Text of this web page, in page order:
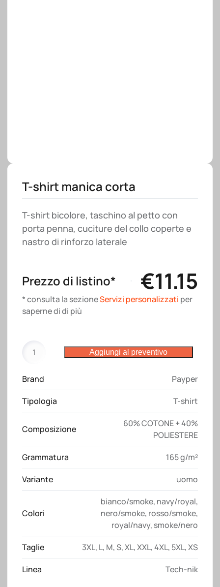
T-shirt manica corta
T-shirt bicolore, taschino al petto con
porta penna, cuciture del collo coperte e
nastro di rinforzo laterale
Prezzo di listino* €11.15
* consulta la sezioneServizi personalizzati per
saperne di di più
shirt
Payper
quantità
Aggiungi al preventivo
Brand Payper
Tipologia T-shirt
Composizione
60% COTONE + 40%
POLIESTERE
Grammatura 165 g/m²
Variante uomo
Colori
bianco/smoke, navy/royal,
nero/smoke, rosso/smoke,
royal/navy, smoke/nero
Taglie 3XL, L, M,S,XL,XXL,4XL, 5XL,XS
Linea Tech-nik